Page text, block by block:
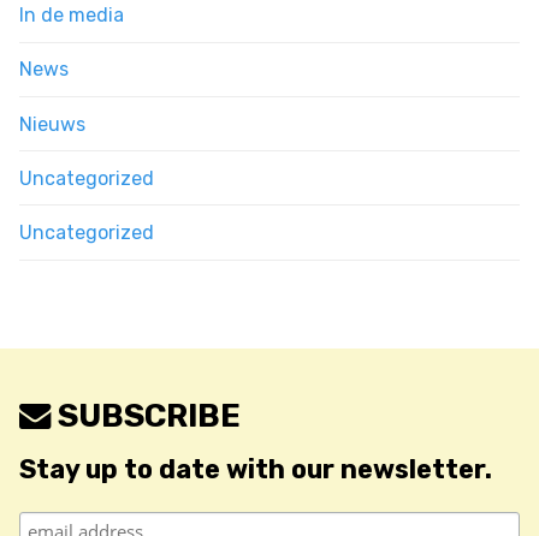
In de media
News
Nieuws
Uncategorized
Uncategorized
SUBSCRIBE
Stay up to date with our newsletter.